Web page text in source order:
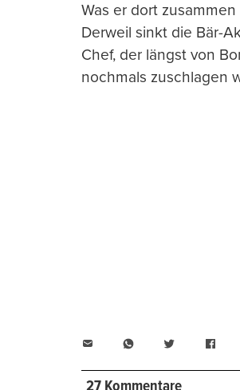
Was er dort
Derweil sinkt die Bär-
Chef, der längst von
nochmals zuschlagen
WhatsAppTwitter